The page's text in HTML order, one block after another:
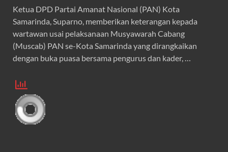
Ketua DPD Partai Amanat Nasional (PAN) Kota
Samarinda, Suparno, memberikan keterangan kepada
wartawan usai pelaksanaan Musyawarah Cabang
(Muscab) PAN se-Kota Samarinda yang dirangkaikan
dengan buka puasa bersama pengurus dan kader, …